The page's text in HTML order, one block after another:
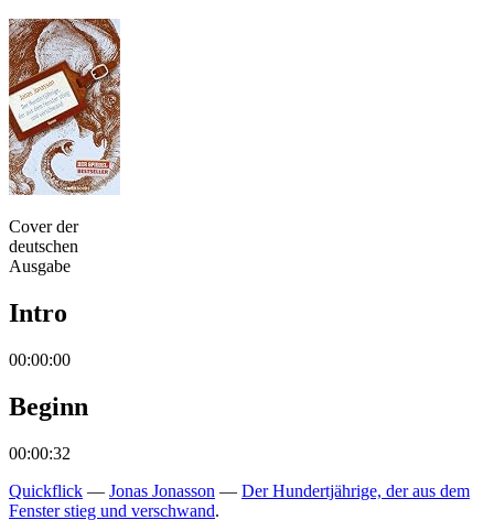
Cover der
deutschen
Ausgabe
Intro
00:00:00
Beginn
00:00:32
Quickflick — Jonas Jonasson — Der Hundertjährige, der aus dem
Fenster stieg und verschwand.